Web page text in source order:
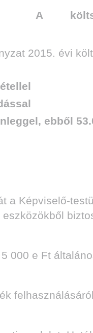
A
2015. évi
ebből
a Képviselő-
eszközökből
000 e Ft